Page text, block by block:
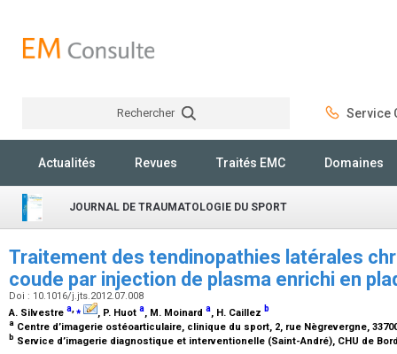
Rechercher Service
Actualités Revues Traités EMC Domaines
JOURNAL DE TRAUMATOLOGIE DU SPORT
Traitement des tendinopathies latérales
coude par injection de plasma enrichi en
Doi : 10.1016/j.jts.2012.07.008
A. Silvestre a,⁎ , P. Huot a, M. Moinard a, H. Caillez b
a Centre d’imagerie ostéoarticulaire, clinique du sport, 2, rue Nègrevergne,
b Service d’imagerie diagnostique et interventionelle (Saint-André), CHU de